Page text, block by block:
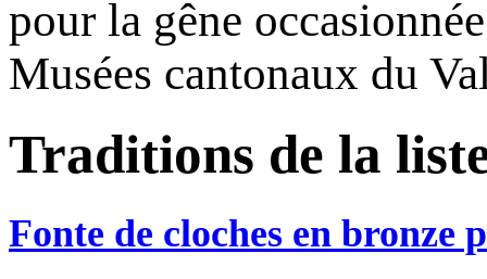
pour la gêne
Musées cantonaux du
Traditions de la
Fonte de cloches en bronze